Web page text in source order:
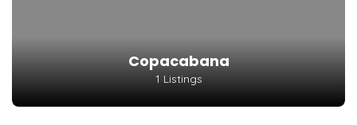
Copacabana
1 Listings